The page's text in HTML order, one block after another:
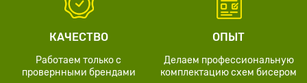
КАЧЕСТВО
Работаем только с
провернными брендами
ОПЫТ
Делаем профессиональную
комплектацию схем бисером